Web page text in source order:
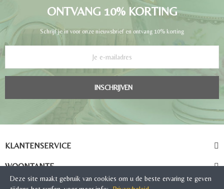
ONTVANG 10% KORTING
Schrijf je in voor onze nieuwsbrief en ontvang 10% korting
INSCHRIJVEN
KLANTENSERVICE
WOONTANTE
Deze site maakt gebruik van cookies om u de beste ervaring te geven